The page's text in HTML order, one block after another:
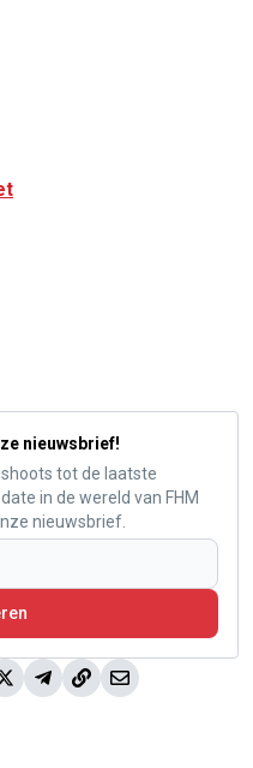
nieuwsbrief!
tot de laatste
in de wereld van FHM
nieuwsbrief.